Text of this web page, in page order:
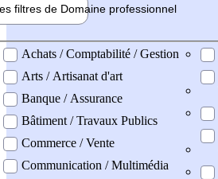
filtres de Domaine professionnel
professionel
Achats / Comptabilité / Gestion
Arts / Artisanat d'art
Banque / Assurance
Bâtiment / Travaux Publics
Commerce / Vente
Communication / Multimédia